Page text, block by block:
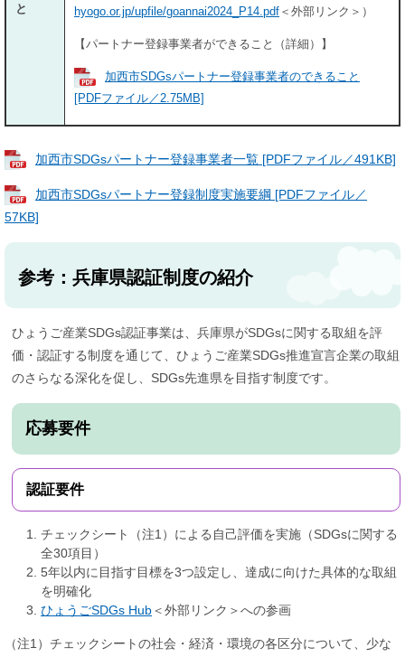
と
hyogo.or.jp/upfile/goannai2024_P14.pdf ＜外部リンク＞ ）
【パートナー登録事業者ができること（詳細）】
加西市SDGsパートナー登録事業者のできること
[PDFファイル／2.75MB]
加西市SDGsパートナー登録事業者一覧 [PDFファイル／491KB]
加西市SDGsパートナー登録制度実施要綱 [PDFファイル／
57KB]
参考：兵庫県認証制度の紹介
ひょうご産業SDGs認証事業は、兵庫県がSDGsに関する取組を評
価・認証する制度を通じて、ひょうご産業SDGs推進宣言企業の取組
のさらなる深化を促し、SDGs先進県を目指す制度です。
応募要件
認証要件
チェックシート（注1）による自己評価を実施（SDGsに関する
全30項目）
5年以内に目指す目標を3つ設定し、達成に向けた具体的な取組
を明確化
ひょうごSDGs Hub＜外部リンク＞への参画
（注1）チェックシートの社会・経済・環境の各区分について、少な